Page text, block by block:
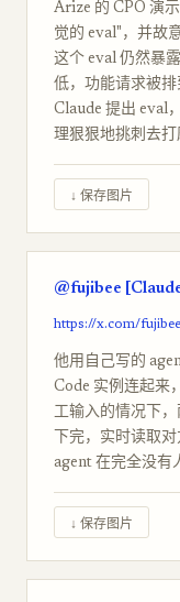
Arize 的 CPO 演
觉的 eval"，并故
这个 eval 仍然暴
低，功能请求被排
Claude 提出 eval
理狠狠地挑刺去打
↓ 保存图片
@fujibee
https://x.com/
他用自己写的
Code 实例连起来
工输入的情况下
下完，实时读取
agent 在完全没有
↓ 保存图片